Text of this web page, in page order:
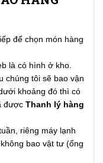
để chọn món hàng
là có hình ở kho.
chúng tôi sẽ bao vận
khoảng đó thì có
được Thanh lý hàng
riêng máy lạnh
bao vật tư (ống